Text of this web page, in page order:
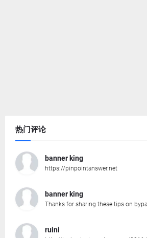
热门评论
banner king
https://pinpointanswer.net
banner king
Thanks for sharing these tips on
ruini